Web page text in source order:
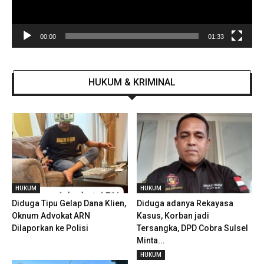
00:00 01:33
HUKUM & KRIMINAL
HUKUM
Diduga Tipu Gelap Dana Klien,
Oknum Advokat ARN
Dilaporkan ke Polisi
HUKUM
Diduga adanya Rekayasa
Kasus, Korban jadi
Tersangka, DPD Cobra Sulsel
Minta...
HUKUM